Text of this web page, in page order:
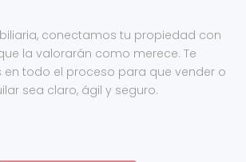
conectamos tu propiedad con
la valorarán como merece. Te
todo el proceso para que vender o
sea claro, ágil y seguro.